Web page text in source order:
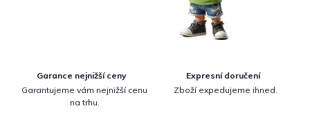
Garance nejnižší ceny
Garantujeme vám nejnižší cenu
na trhu.
Expresní doručení
Zboží expedujeme ihned.